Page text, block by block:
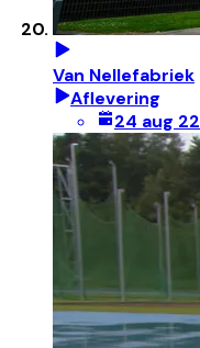
Van Nellefabriek
Aflevering
24 aug 22